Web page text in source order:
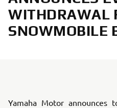
WITHDRAWAL
SNOWMOBILE
Yamaha Motor announces